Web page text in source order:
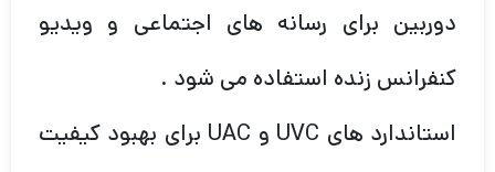
دوربین برای رسانه های اجتماعی و ویدیو
کنفرانس زنده استفاده می شود .
استاندارد های UVC و UAC برای بهبود کیفیت